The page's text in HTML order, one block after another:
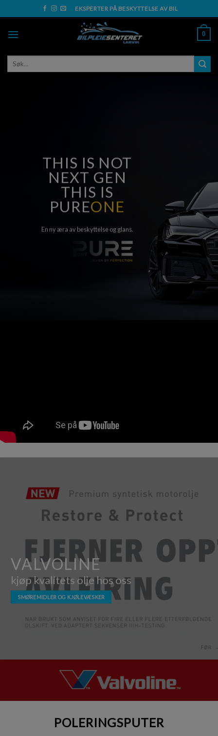
to
content
EKSPERTER PÅ BESKYTTELSE AV BIL
0
Søk
etter:
THIS IS NOT
NEXT GEN
THIS IS
PUREONE
En ny æra av beskyttelse og glans.
VALVOLINE
kjøp kvalitets olje hos oss
SMØREMIDLER OG KJØLEVÆSKER
POLERINGSPUTER